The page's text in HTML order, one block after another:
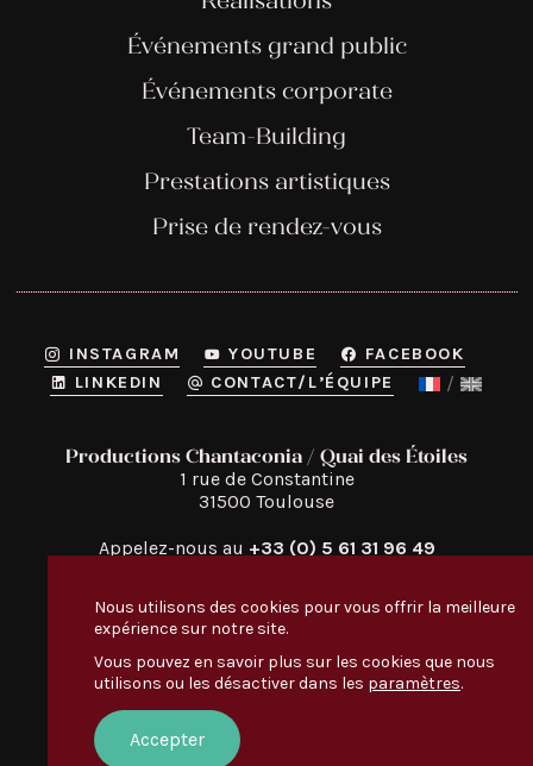
Événements grand public
Événements corporate
Team-Building
Prestations artistiques
Prise de rendez-vous
INSTAGRAM YOUTUBE
FACEBOOK
LINKEDIN
CONTACT/L’ÉQUIPE
Productions Chantaconia / Quai des Étoiles
1 rue de Constantine
31500 Toulouse
Appelez-nous au +33 (0) 5 61 31 96 49
DécouvrirQuai des Étoiles:
TOUT LE MONDE EN PARLE
NOS VIDÉOS
Nous utilisons des cookies pour vous offrir la meilleure
expérience sur notre site.
Vous pouvez en savoir plus sur les cookies que nous
utilisons ou les désactiver dans les paramètres.
Accepter